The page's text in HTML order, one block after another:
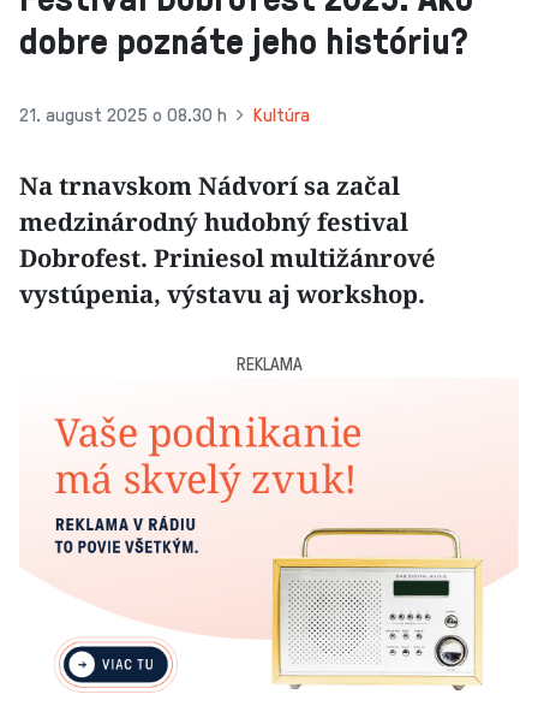
dobre poznáte jeho históriu?
21. august 2025 o 08.30 h Kultúra
Na trnavskom Nádvorí sa začal
medzinárodný hudobný festival
Dobrofest. Priniesol multižánrové
vystúpenia, výstavu aj workshop.
REKLAMA